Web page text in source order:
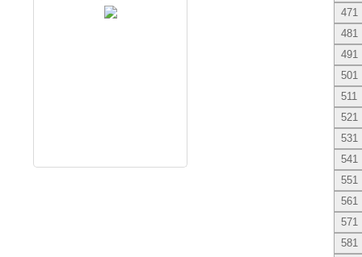
471
481
491
501
511
521
531
541
551
561
571
581